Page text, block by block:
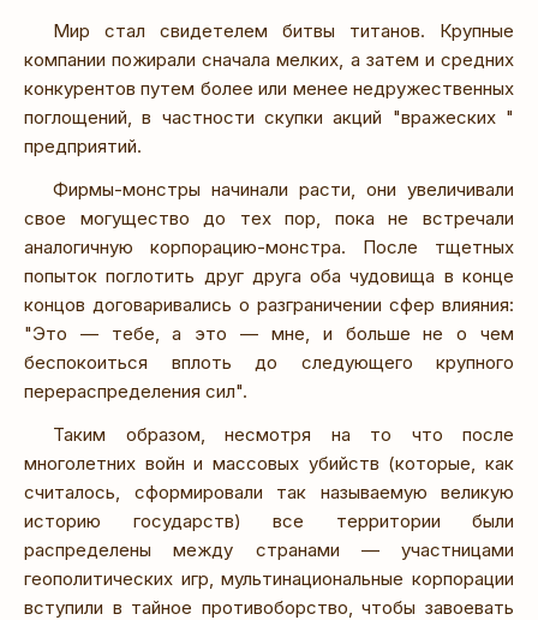
Мир стал свидетелем битвы титанов. Крупные
компании пожирали сначала мелких, а затем и средних
конкурентов путем более или менее недружественных
поглощений, в частности скупки акций "вражеских "
предприятий.
Фирмы-монстры начинали расти, они увеличивали
свое могущество до тех пор, пока не встречали
аналогичную корпорацию-монстра. После тщетных
попыток поглотить друг друга оба чудовища в конце
концов договаривались о разграничении сфер влияния:
"Это — тебе, а это — мне, и больше не о чем
беспокоиться вплоть до следующего крупного
перераспределения сил".
Таким образом, несмотря на то что после
многолетних войн и массовых убийств (которые, как
считалось, сформировали так называемую великую
историю государств) все территории были
распределены между странами — участницами
геополитических игр, мультинациональные корпорации
вступили в тайное противоборство, чтобы завоевать